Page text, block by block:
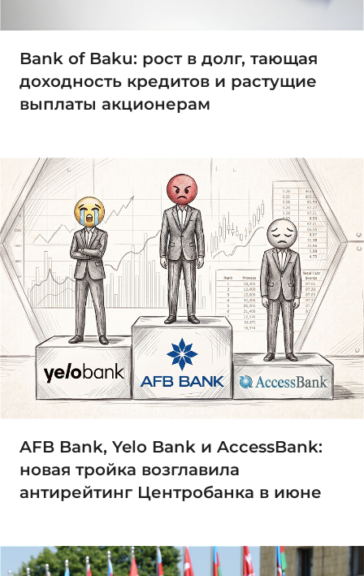
Bank of Baku: рост в долг, тающая
доходность кредитов и растущие
выплаты акционерам
AFB Bank, Yelo Bank и AccessBank:
новая тройка возглавила
антирейтинг Центробанка в июне